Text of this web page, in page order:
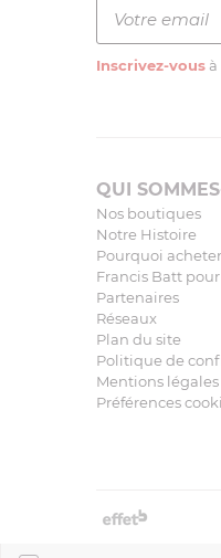
Inscrivez-vous
QUI
Nos boutiques
Notre Histoire
Pourquoi
Francis Batt
Partenaires
Réseaux
Plan du site
Politique de
Mentions légales
Préférences